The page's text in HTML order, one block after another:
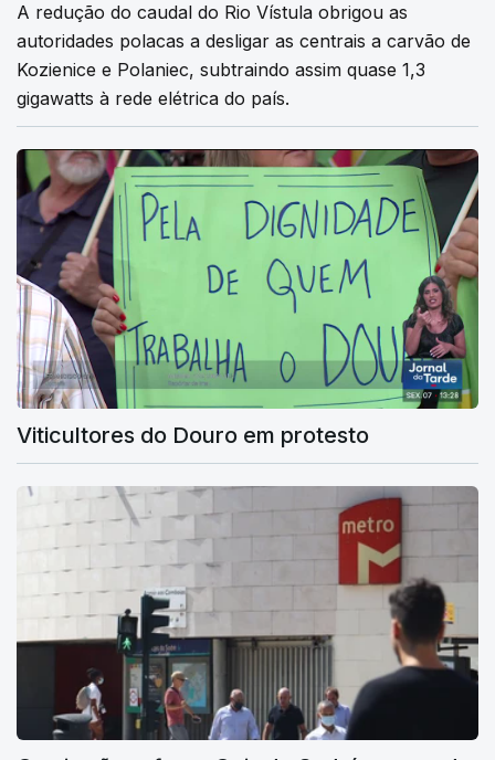
A redução do caudal do Rio Vístula obrigou as
autoridades polacas a desligar as centrais a carvão de
Kozienice e Polaniec, subtraindo assim quase 1,3
gigawatts à rede elétrica do país.
Viticultores do Douro em protesto